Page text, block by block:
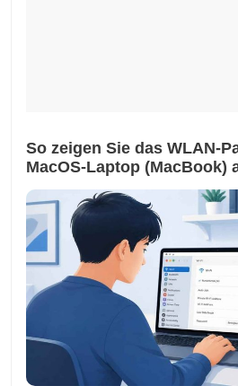
So zeigen Sie das WLAN-
MacOS-Laptop (MacBook)